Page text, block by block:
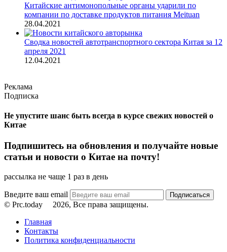
Китайские антимонопольные органы ударили по
компании по доставке продуктов питания Meituan
28.04.2021
Сводка новостей автотранспортного сектора Китая за 12
апреля 2021
12.04.2021
Реклама
Подписка
Не упустите шанс быть всегда в курсе свежих новостей о
Китае
Подпишитесь на обновления и получайте новые
статьи и новости о Китае на почту!
рассылка не чаще 1 раз в день
Введите ваш email
© Prc.today
2026, Все права защищены.
Главная
Контакты
Политика конфиденциальности